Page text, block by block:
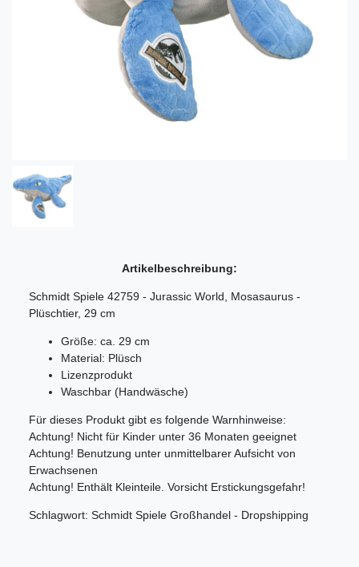
Artikelbeschreibung:
Schmidt Spiele 42759 - Jurassic World, Mosasaurus -
Plüschtier, 29 cm
Größe: ca. 29 cm
Material: Plüsch
Lizenzprodukt
Waschbar (Handwäsche)
Für dieses Produkt gibt es folgende Warnhinweise:
Achtung! Nicht für Kinder unter 36 Monaten geeignet
Achtung! Benutzung unter unmittelbarer Aufsicht von
Erwachsenen
Achtung! Enthält Kleinteile. Vorsicht Erstickungsgefahr!
Schlagwort: Schmidt Spiele Großhandel - Dropshipping